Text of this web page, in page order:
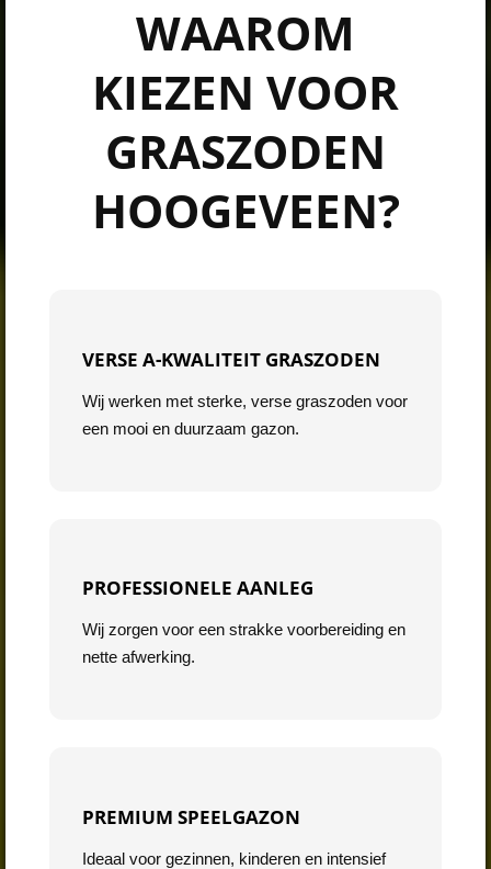
WAAROM
KIEZEN VOOR
GRASZODEN
HOOGEVEEN?
VERSE A-KWALITEIT GRASZODEN
Wij werken met sterke, verse graszoden voor
een mooi en duurzaam gazon.
PROFESSIONELE AANLEG
Wij zorgen voor een strakke voorbereiding en
nette afwerking.
PREMIUM SPEELGAZON
Ideaal voor gezinnen, kinderen en intensief